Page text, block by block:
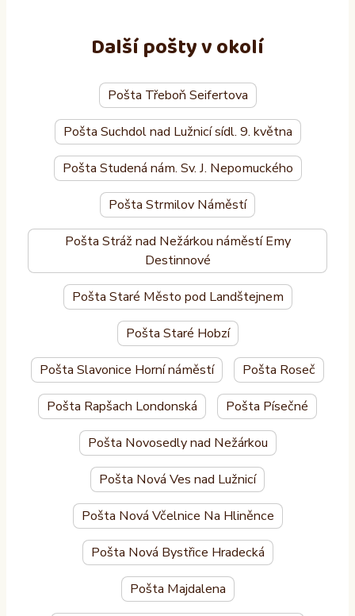
Další pošty v okolí
Pošta Třeboň Seifertova
Pošta Suchdol nad Lužnicí sídl. 9. května
Pošta Studená nám. Sv. J. Nepomuckého
Pošta Strmilov Náměstí
Pošta Stráž nad Nežárkou náměstí Emy
Destinnové
Pošta Staré Město pod Landštejnem
Pošta Staré Hobzí
Pošta Slavonice Horní náměstí Pošta Roseč
Pošta Rapšach Londonská Pošta Písečné
Pošta Novosedly nad Nežárkou
Pošta Nová Ves nad Lužnicí
Pošta Nová Včelnice Na Hliněnce
Pošta Nová Bystřice Hradecká
Pošta Majdalena